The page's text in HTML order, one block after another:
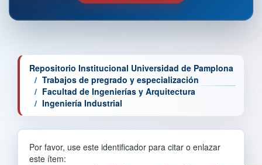
Repositorio Institucional Universidad de Pamplona
Trabajos de pregrado y especialización
Facultad de Ingenierías y Arquitectura
Ingeniería Industrial
Por favor, use este identificador para citar o enlazar
este ítem: